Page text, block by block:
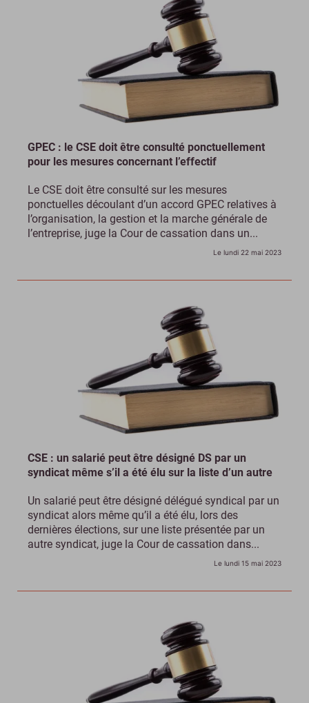
GPEC : le CSE doit être consulté ponctuellement
pour les mesures concernant l’effectif
Le CSE doit être consulté sur les mesures
ponctuelles découlant d’un accord GPEC relatives à
l’organisation, la gestion et la marche générale de
l’entreprise, juge la Cour de cassation dans un...
Le lundi 22 mai 2023
CSE : un salarié peut être désigné DS par un
syndicat même s’il a été élu sur la liste d’un autre
Un salarié peut être désigné délégué syndical par un
syndicat alors même qu’il a été élu, lors des
dernières élections, sur une liste présentée par un
autre syndicat, juge la Cour de cassation dans...
Le lundi 15 mai 2023